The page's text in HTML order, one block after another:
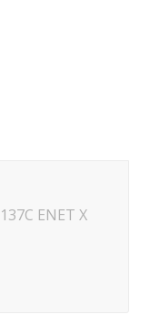
ENET X